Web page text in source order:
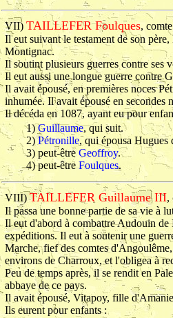
VII) TAILLEFER Foulques,
Il eut suivant le testament de son
Montignac.
Il soutint plusieurs guerres contre ses
Il eut aussi une longue guerre contre
Il avait épousé, en premières noces
inhumée. Il avait épousé en
Il décéda en 1087, ayant eu pour
1)Guillaume, qui suit.
2)Pétronille, qui épousa Hugues
3) peut-êtreGeoffroy.
4) peut-êtreFoulques.
VIII)TAILLEFER Guillaume III,
Il passa une bonne partie de sa vie à
Il eut d'abord à combattre Audouin
expéditions. Il eut à soutenir une
Marche, fief des comtes
environs de Charroux, et l'obligea à
Peu de temps après, il se rendit en
abbaye de ce pays.
Il avait épousé, Vitapoy, fille
Ils eurent pour enfants :